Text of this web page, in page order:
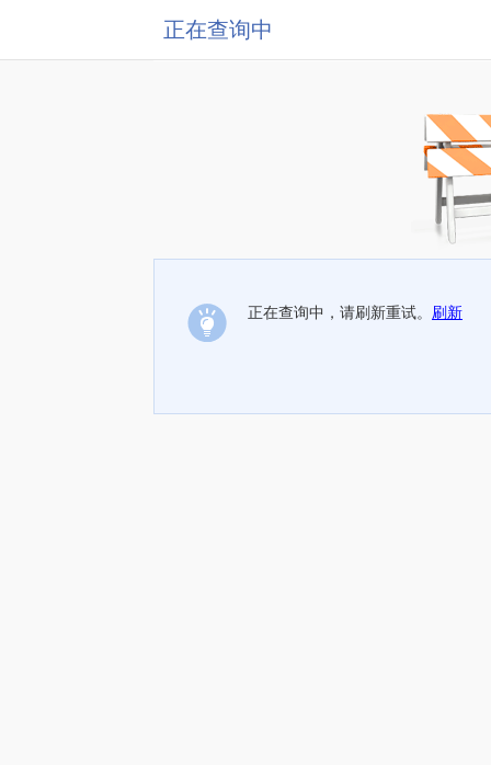
正在查询中
正在查询中，请刷新重试。 刷新